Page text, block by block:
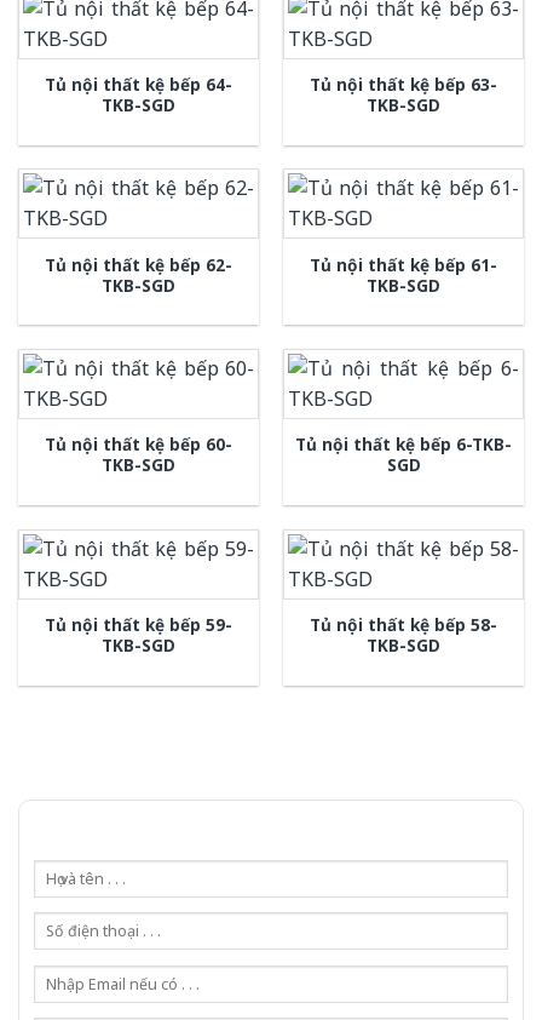
Tủ nội thất kệ bếp 64-
TKB-SGD
Tủ nội thất kệ bếp 63-
TKB-SGD
Tủ nội thất kệ bếp 62-
TKB-SGD
Tủ nội thất kệ bếp 61-
TKB-SGD
Tủ nội thất kệ bếp 60-
TKB-SGD
Tủ nội thất kệ bếp 6-TKB-
SGD
Tủ nội thất kệ bếp 59-
TKB-SGD
Tủ nội thất kệ bếp 58-
TKB-SGD